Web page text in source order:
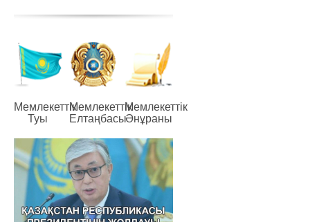
Мемлекеттiк
Туы
Мемлекеттiк
Елтаңбасы
Мемлекеттiк
Әнұраны